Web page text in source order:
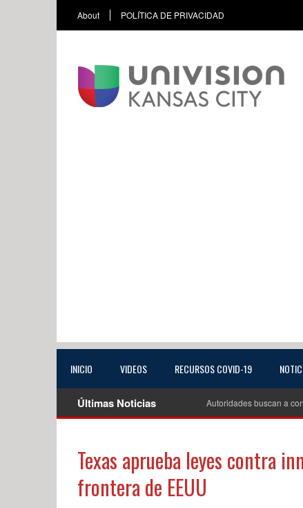
About POLÍTICA DE PRIVACIDAD
INICIO VIDEOS RECURSOS COVID-19
Últimas Noticias Autoridades buscan a
Texas aprueba leyes contra
frontera de EEUU